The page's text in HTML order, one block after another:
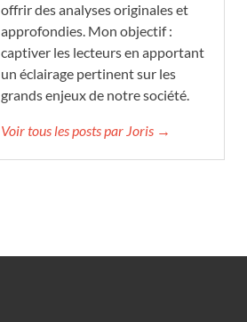
offrir des analyses originales et
approfondies. Mon objectif :
captiver les lecteurs en apportant
un éclairage pertinent sur les
grands enjeux de notre société.
Voir tous les posts par Joris →